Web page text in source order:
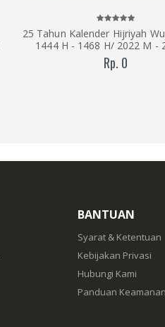
25 Tahun Kalender Hijriyah
1444 H - 1468 H/ 2022 M -
Rp. 0
BANTUAN
Syarat & Ketentuan
Kebijakan Privasi
Hubungi Kami
Panduan Keamanan